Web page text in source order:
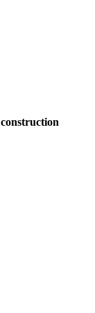
construction